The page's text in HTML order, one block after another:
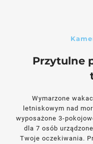
Przytulne
Wymarzone
letniskowym nad
wyposażone 3-
dla 7 osób
Twoje oczekiwania.